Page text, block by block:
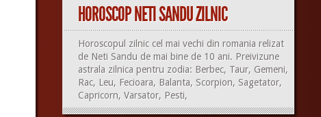
HOROSCOP NETI SANDU ZILNIC
Horoscopul zilnic cel mai vechi din romania relizat
de Neti Sandu de mai bine de 10 ani. Preivizune
astrala zilnica pentru zodia: Berbec, Taur, Gemeni,
Rac, Leu, Fecioara, Balanta, Scorpion, Sagetator,
Capricorn, Varsator, Pesti,